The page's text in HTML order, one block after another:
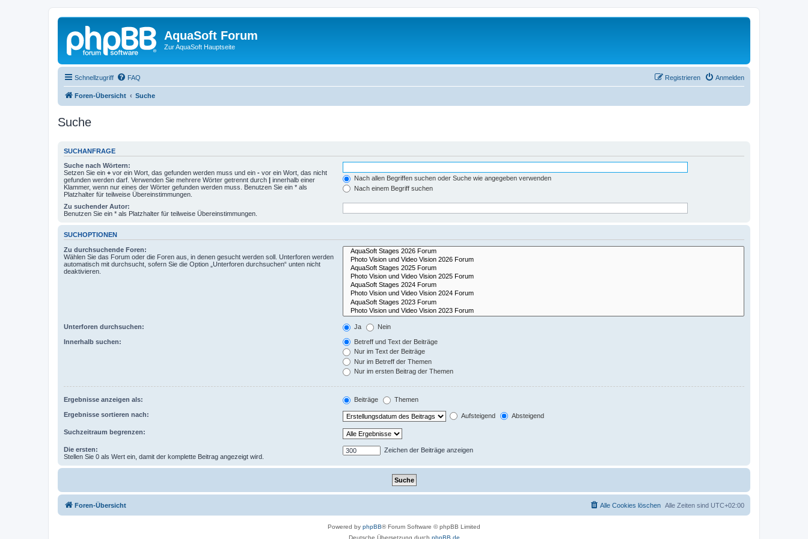
AquaSoft Forum
Zur AquaSoft Hauptseite
Schnellzugriff FAQ Anmelden
Registrieren
Foren-Übersicht Suche
Suche
SUCHANFRAGE
Suche nach Wörtern:
Setzen Sie ein + vor ein Wort, das gefunden werden muss und ein - vor ein Wort, das nicht
gefunden werden darf. Verwenden Sie mehrere Wörter getrennt durch | innerhalb einer
Klammer, wenn nur eines der Wörter gefunden werden muss. Benutzen Sie ein * als
Platzhalter für teilweise Übereinstimmungen.
Nach allen Begriffen suchen oder Suche wie angegeben verwenden
Nach einem Begriff suchen
Zu suchender Autor:
Benutzen Sie ein * als Platzhalter für teilweise Übereinstimmungen.
SUCHOPTIONEN
Zu durchsuchende Foren:
Wählen Sie das Forum oder die Foren aus, in denen gesucht werden soll. Unterforen werden
automatisch mit durchsucht, sofern Sie die Option „Unterforen durchsuchen“ unten nicht
deaktivieren.
Unterforen durchsuchen: Ja Nein
Innerhalb suchen:
Betreff und Text der Beiträge
Nur im Text der Beiträge
Nur im Betreff der Themen
Nur im ersten Beitrag der Themen
Ergebnisse anzeigen als: Beiträge Themen
Ergebnisse sortieren nach: Aufsteigend Absteigend
Suchzeitraum begrenzen:
Die ersten:
Stellen Sie 0 als Wert ein, damit der komplette Beitrag angezeigt wird.
Zeichen der Beiträge anzeigen
Foren-Übersicht Alle Zeiten sind UTC+02:00
Alle Cookies löschen
Powered by phpBB® Forum Software © phpBB Limited
Deutsche Übersetzung durch phpBB.de